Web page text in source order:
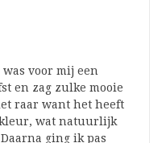
voor mij een
en zag zulke mooie
raar want het heeft
wat natuurlijk
ging ik pas